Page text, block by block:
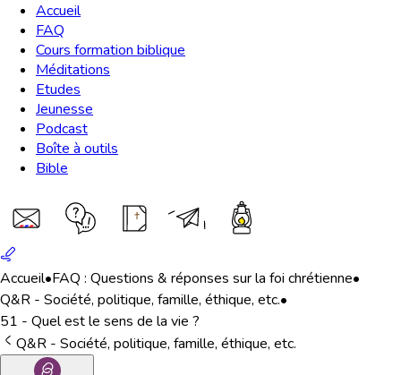
Accueil
FAQ
Cours formation biblique
Méditations
Etudes
Jeunesse
Podcast
Boîte à outils
Bible
Accueil•FAQ : Questions & réponses sur la foi chrétienne•
Q&R - Société, politique, famille, éthique, etc.•
51 - Quel est le sens de la vie ?
Q&R - Société, politique, famille, éthique, etc.